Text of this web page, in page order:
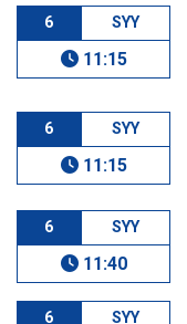
6 SYY
11:15
6 SYY
11:15
6 SYY
11:40
6 SYY